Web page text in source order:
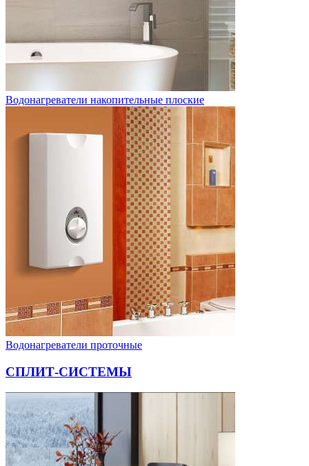
Водонагреватели накопительные плоские
Водонагреватели проточные
СПЛИТ-СИСТЕМЫ